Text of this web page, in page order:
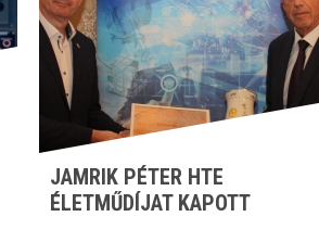
JAMRIK PÉTER HTE
ÉLETMŰDÍJAT KAPOTT